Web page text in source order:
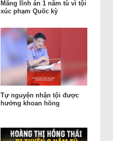
Măng lĩnh án 1 năm tù vì tội
xúc phạm Quốc kỳ
Tự nguyện nhận tội được
hưởng khoan hồng